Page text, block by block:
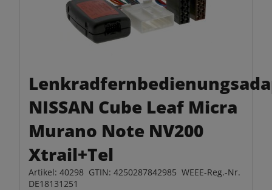
NISSAN Cube Leaf Micra
Murano Note NV200
Xtrail+Tel
Artikel: 40298 GTIN: 4250287842985 WEEE-Reg.-Nr.
DE18131251